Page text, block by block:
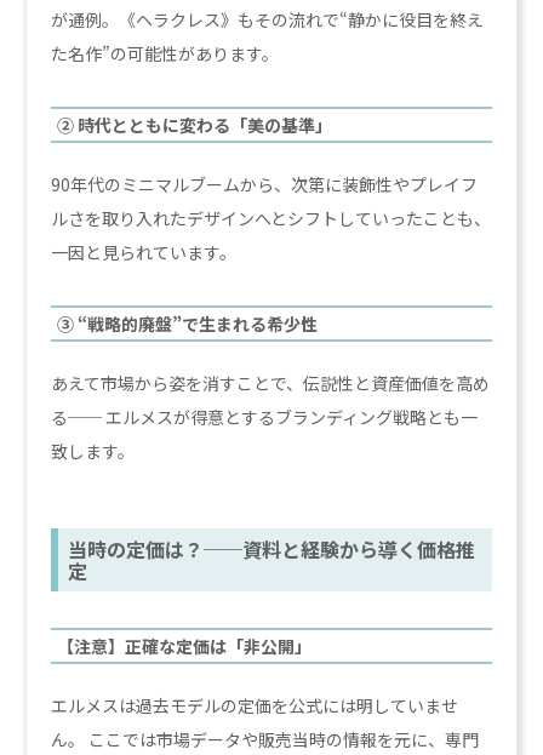
が通例。《ヘラクレス》もその流れで“静かに役目を終え
た名作”の可能性があります。
② 時代とともに変わる「美の基準」
90年代のミニマルブームから、次第に装飾性やプレイフ
ルさを取り入れたデザインへとシフトしていったことも、
一因と見られています。
③ “戦略的廃盤”で生まれる希少性
あえて市場から姿を消すことで、伝説性と資産価値を高め
る── エルメスが得意とするブランディング戦略とも一
致します。
当時の定価は？──資料と経験から導く価格推
定
【注意】正確な定価は「非公開」
エルメスは過去モデルの定価を公式には明していませ
ん。 ここでは市場データや販売当時の情報を元に、専門